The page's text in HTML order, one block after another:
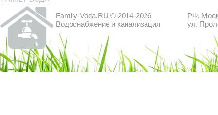
Family-Voda.RU © 2014-2026
Водоснабжение и канализация
РФ,
ул.